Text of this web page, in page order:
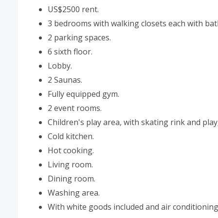
US$2500 rent.
3 bedrooms with walking closets each with
2 parking spaces.
6 sixth floor.
Lobby.
2 Saunas.
Fully equipped gym.
2 event rooms.
Children's play area, with skating rink and
Cold kitchen.
Hot cooking.
Living room.
Dining room.
Washing area.
With white goods included and air